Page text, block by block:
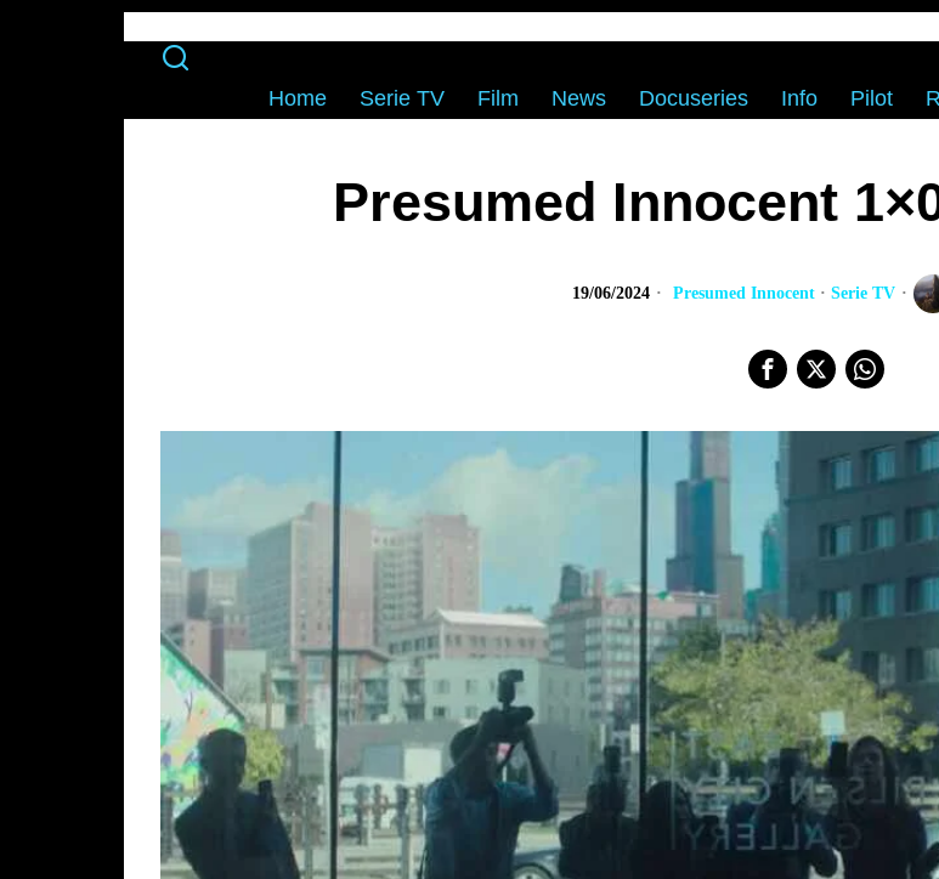
Home Serie TV Film News Docuseries Info Pilot
Presumed Innocent
19/06/2024 Presumed Innocent · Serie TV